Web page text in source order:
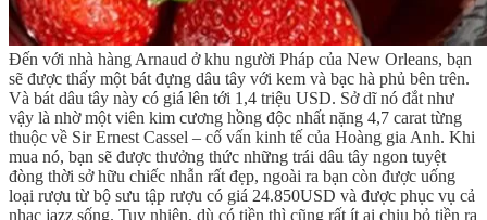
Đến với nhà hàng Arnaud ở khu người Pháp của New Orleans, bạn
sẽ được thấy một bát đựng dâu tây với kem và bạc hà phủ bên trên.
Và bát dâu tây này có giá lên tới 1,4 triệu USD. Sở dĩ nó đắt như
vậy là nhờ một viên kim cương hồng độc nhất nặng 4,7 carat từng
thuộc về Sir Ernest Cassel – cố vấn kinh tế của Hoàng gia Anh. Khi
mua nó, bạn sẽ được thưởng thức những trái dâu tây ngon tuyệt
đòng thời sở hữu chiếc nhẫn rất đẹp, ngoài ra bạn còn được uống
loại rượu từ bộ sưu tập rượu có giá 24.850USD và được phục vụ cả
nhạc jazz sống. Tuy nhiên, dù có tiền thì cũng rất ít ai chịu bỏ tiền ra